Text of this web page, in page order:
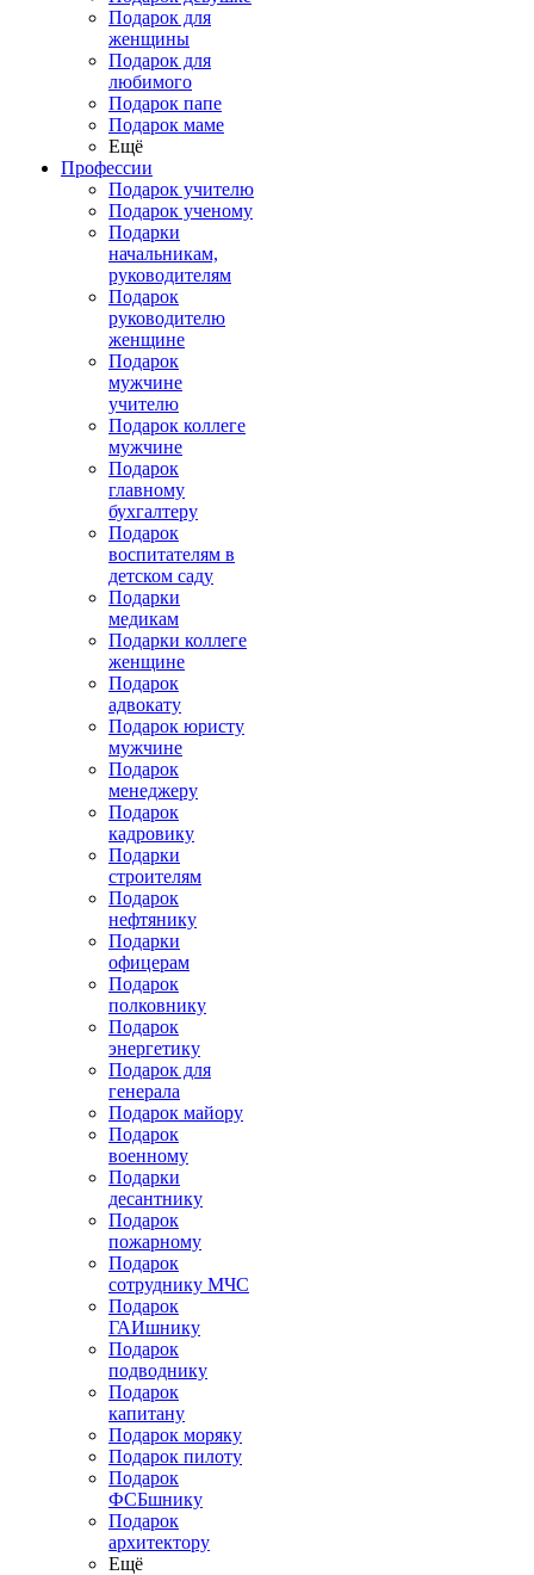
Подарок для
женщины
Подарок для
любимого
Подарок папе
Подарок маме
Ещё
Профессии
Подарок учителю
Подарок ученому
Подарки
начальникам,
руководителям
Подарок
руководителю
женщине
Подарок
мужчине
учителю
Подарок коллеге
мужчине
Подарок
главному
бухгалтеру
Подарок
воспитателям в
детском саду
Подарки
медикам
Подарки коллеге
женщине
Подарок
адвокату
Подарок юристу
мужчине
Подарок
менеджеру
Подарок
кадровику
Подарки
строителям
Подарок
нефтянику
Подарки
офицерам
Подарок
полковнику
Подарок
энергетику
Подарок для
генерала
Подарок майору
Подарок
военному
Подарки
десантнику
Подарок
пожарному
Подарок
сотруднику МЧС
Подарок
ГАИшнику
Подарок
подводнику
Подарок
капитану
Подарок моряку
Подарок пилоту
Подарок
ФСБшнику
Подарок
архитектору
Ещё